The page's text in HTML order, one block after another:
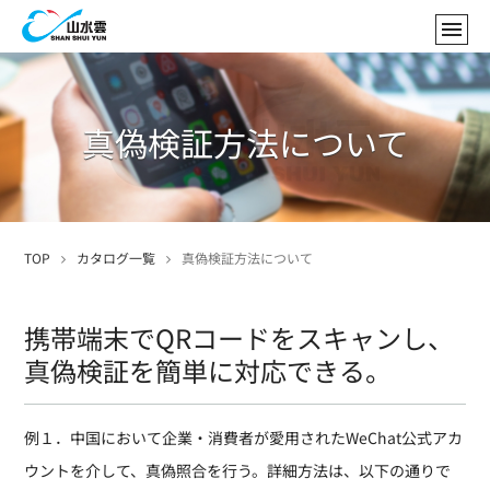
真偽検証方法について
TOP カタログ一覧 真偽検証方法について
携帯端末でQRコードをスキャンし、
真偽検証を簡単に対応できる。
例１．中国において企業・消費者が愛用されたWeChat公式アカ
ウントを介して、真偽照合を行う。詳細方法は、以下の通りで